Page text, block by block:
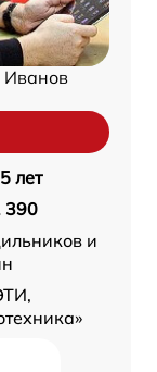
Иванов
5 лет
390
и